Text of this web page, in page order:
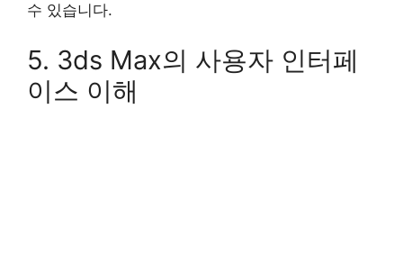
수 있습니다.
5. 3ds Max의 사용자 인터페
이스 이해